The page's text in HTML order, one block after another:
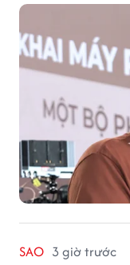
SAO 3 giờ trước